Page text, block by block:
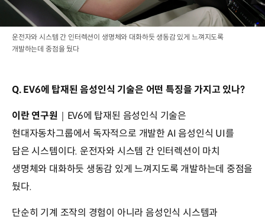
운전자와 시스템 간 인터렉션이 생명체와 대화하듯 생동감 있게 느껴지도록
개발하는데 중점을 뒀다
Q. EV6에 탑재된 음성인식 기술은 어떤 특징을 가지고 있나?
이란 연구원 ｜EV6에 탑재된 음성인식 기술은
현대자동차그룹에서 독자적으로 개발한 AI 음성인식 UI를
담은 시스템이다. 운전자와 시스템 간 인터렉션이 마치
생명체와 대화하듯 생동감 있게 느껴지도록 개발하는데 중점을
뒀다.
단순히 기계 조작의 경험이 아니라 음성인식 시스템과